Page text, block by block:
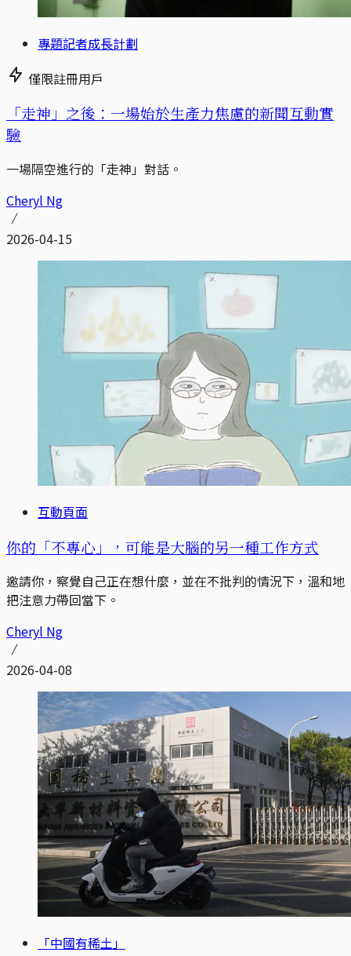
專題記者成長計劃
僅限註冊用戶
「走神」之後：一場始於生產力焦慮的新聞互動實
驗
一場隔空進行的「走神」對話。
Cheryl Ng
2026-04-15
互動頁面
你的「不專心」，可能是大腦的另一種工作方式
邀請你，察覺自己正在想什麼，並在不批判的情況下，溫和地
把注意力帶回當下。
Cheryl Ng
2026-04-08
「中國有稀土」